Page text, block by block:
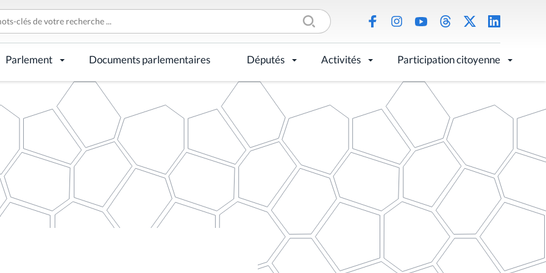
Parlement Documents parlementaires Députés Activités Participation citoyenne